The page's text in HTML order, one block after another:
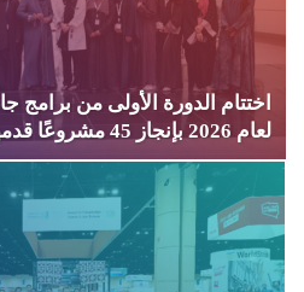
اختتام الدورة الأولى من برامج
لعام 2026 بإنجاز 45 مشروعًا قدمها 174 طالبًا وطالبة